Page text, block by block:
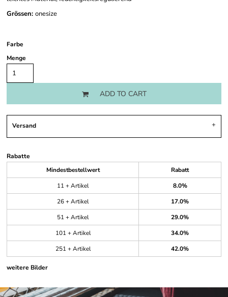
Grössen: onesize
Farbe
Menge
ADD TO CART
Versand
Rabatte
Mindestbestellwert
Rabatt
11 + Artikel
8.0%
26 + Artikel
17.0%
51 + Artikel
29.0%
101 + Artikel
34.0%
251 + Artikel
42.0%
weitere Bilder